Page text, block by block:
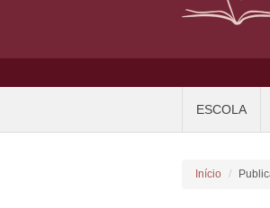
ESCOLA
Início